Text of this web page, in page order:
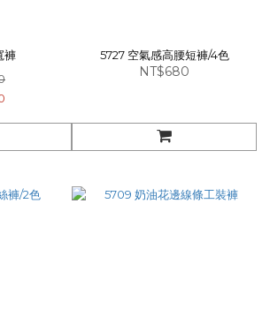
褲
5727 空氣感高腰短褲/4色
NT$680